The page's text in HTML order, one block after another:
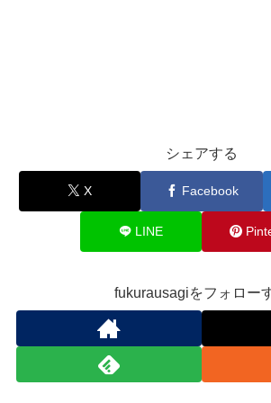
シェアする
X Facebook
LINE
fukurausagiをフォロー